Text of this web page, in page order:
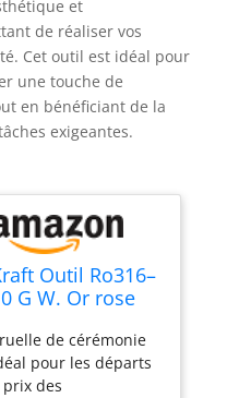
et
de réaliser vos
Cet outil est idéal pour
une touche de
en bénéficiant de la
exigeantes.
Outil Ro316–
G W. Or rose
de cérémonie
pour les départs
prix des